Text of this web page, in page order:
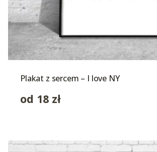
Plakat z sercem – I love NY
od 18 zł